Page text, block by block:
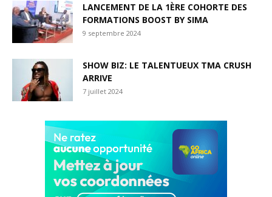
LANCEMENT DE LA 1ÈRE COHORTE DES
FORMATIONS BOOST BY SIMA
9 septembre 2024
SHOW BIZ: LE TALENTUEUX TMA CRUSH
ARRIVE
7 juillet 2024